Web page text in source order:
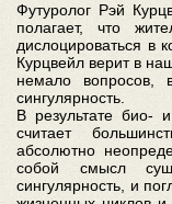
Футуролог Рэй
полагает, что
дислоцироваться в
Курцвейл верит в
немало вопросов,
сингулярность.
В результате био-
считает
абсолютно
собой смысл
сингулярность, и